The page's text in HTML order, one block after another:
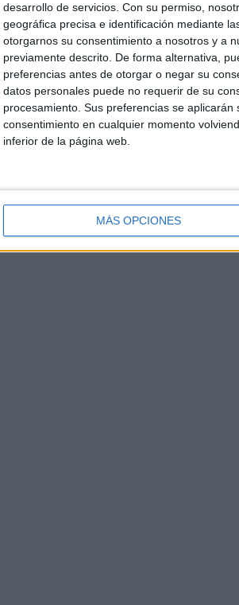
desarrollo de servicios. Con su permiso,
geográfica precisa e identificación mediante
otorgarnos su consentimiento a nosotros y a
previamente descrito. De forma alternativa,
preferencias antes de otorgar o negar su
datos personales puede no requerir de su
procesamiento. Sus preferencias se
consentimiento en cualquier momento
inferior de la página web.
MÁS OPCIONES
Grupo Faro Publicidad Contacto Aviso legal